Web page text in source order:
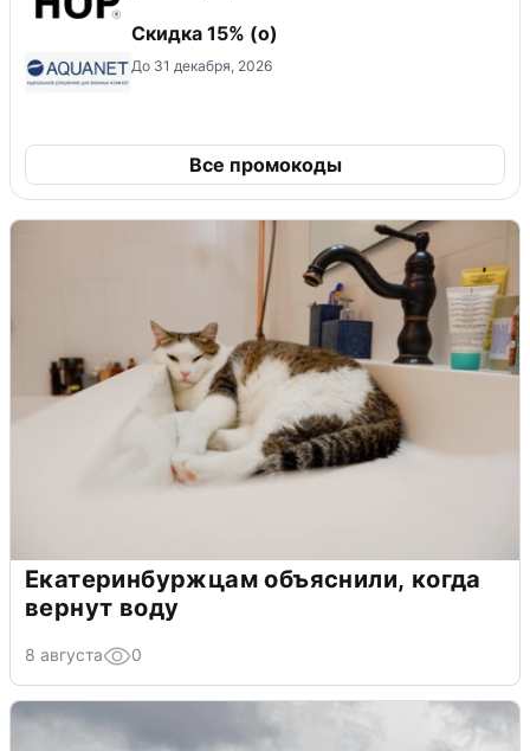
Скидка 15% (о)
До 31 декабря, 2026
Все промокоды
Екатеринбуржцам объяснили, когда
вернут воду
8 августа 0